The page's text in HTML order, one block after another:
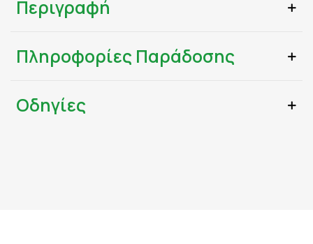
Περιγραφή
Πληροφορίες Παράδοσης
Οδηγίες